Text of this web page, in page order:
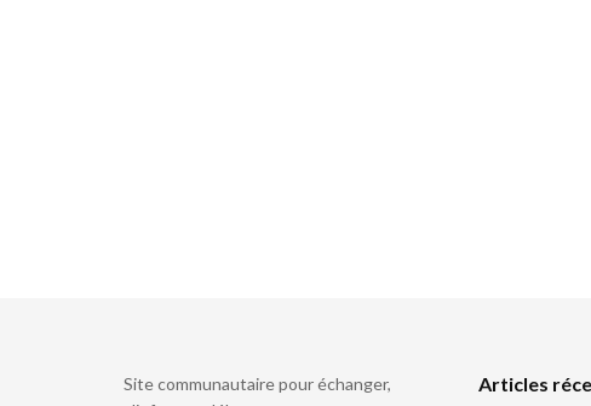
Site communautaire pour échanger,
Articles